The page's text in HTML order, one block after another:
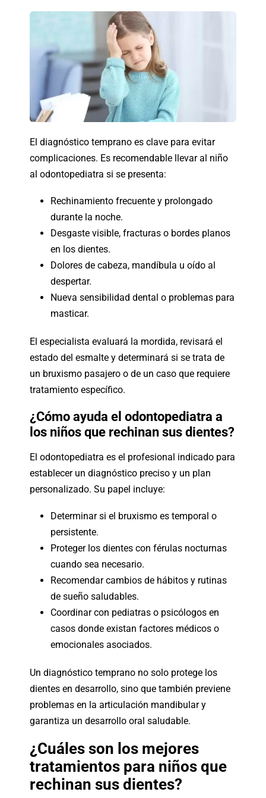
El diagnóstico temprano es clave para evitar
complicaciones. Es recomendable llevar al niño
al odontopediatra si se presenta:
Rechinamiento frecuente y prolongado
durante la noche.
Desgaste visible, fracturas o bordes planos
en los dientes.
Dolores de cabeza, mandíbula u oído al
despertar.
Nueva sensibilidad dental o problemas para
masticar.
El especialista evaluará la mordida, revisará el
estado del esmalte y determinará si se trata de
un bruxismo pasajero o de un caso que requiere
tratamiento específico.
¿Cómo ayuda el odontopediatra a
los niños que rechinan sus dientes?
El odontopediatra es el profesional indicado para
establecer un diagnóstico preciso y un plan
personalizado. Su papel incluye:
Determinar si el bruxismo es temporal o
persistente.
Proteger los dientes con férulas nocturnas
cuando sea necesario.
Recomendar cambios de hábitos y rutinas
de sueño saludables.
Coordinar con pediatras o psicólogos en
casos donde existan factores médicos o
emocionales asociados.
Un diagnóstico temprano no solo protege los
dientes en desarrollo, sino que también previene
problemas en la articulación mandibular y
garantiza un desarrollo oral saludable.
¿Cuáles son los mejores
tratamientos para niños que
rechinan sus dientes?